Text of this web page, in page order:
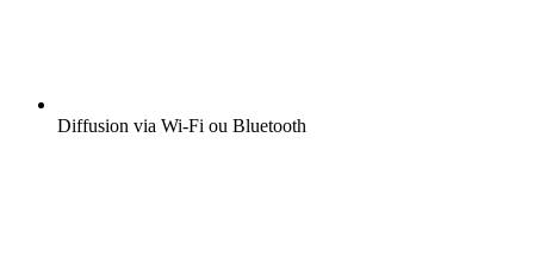
Diffusion via Wi-Fi ou Bluetooth